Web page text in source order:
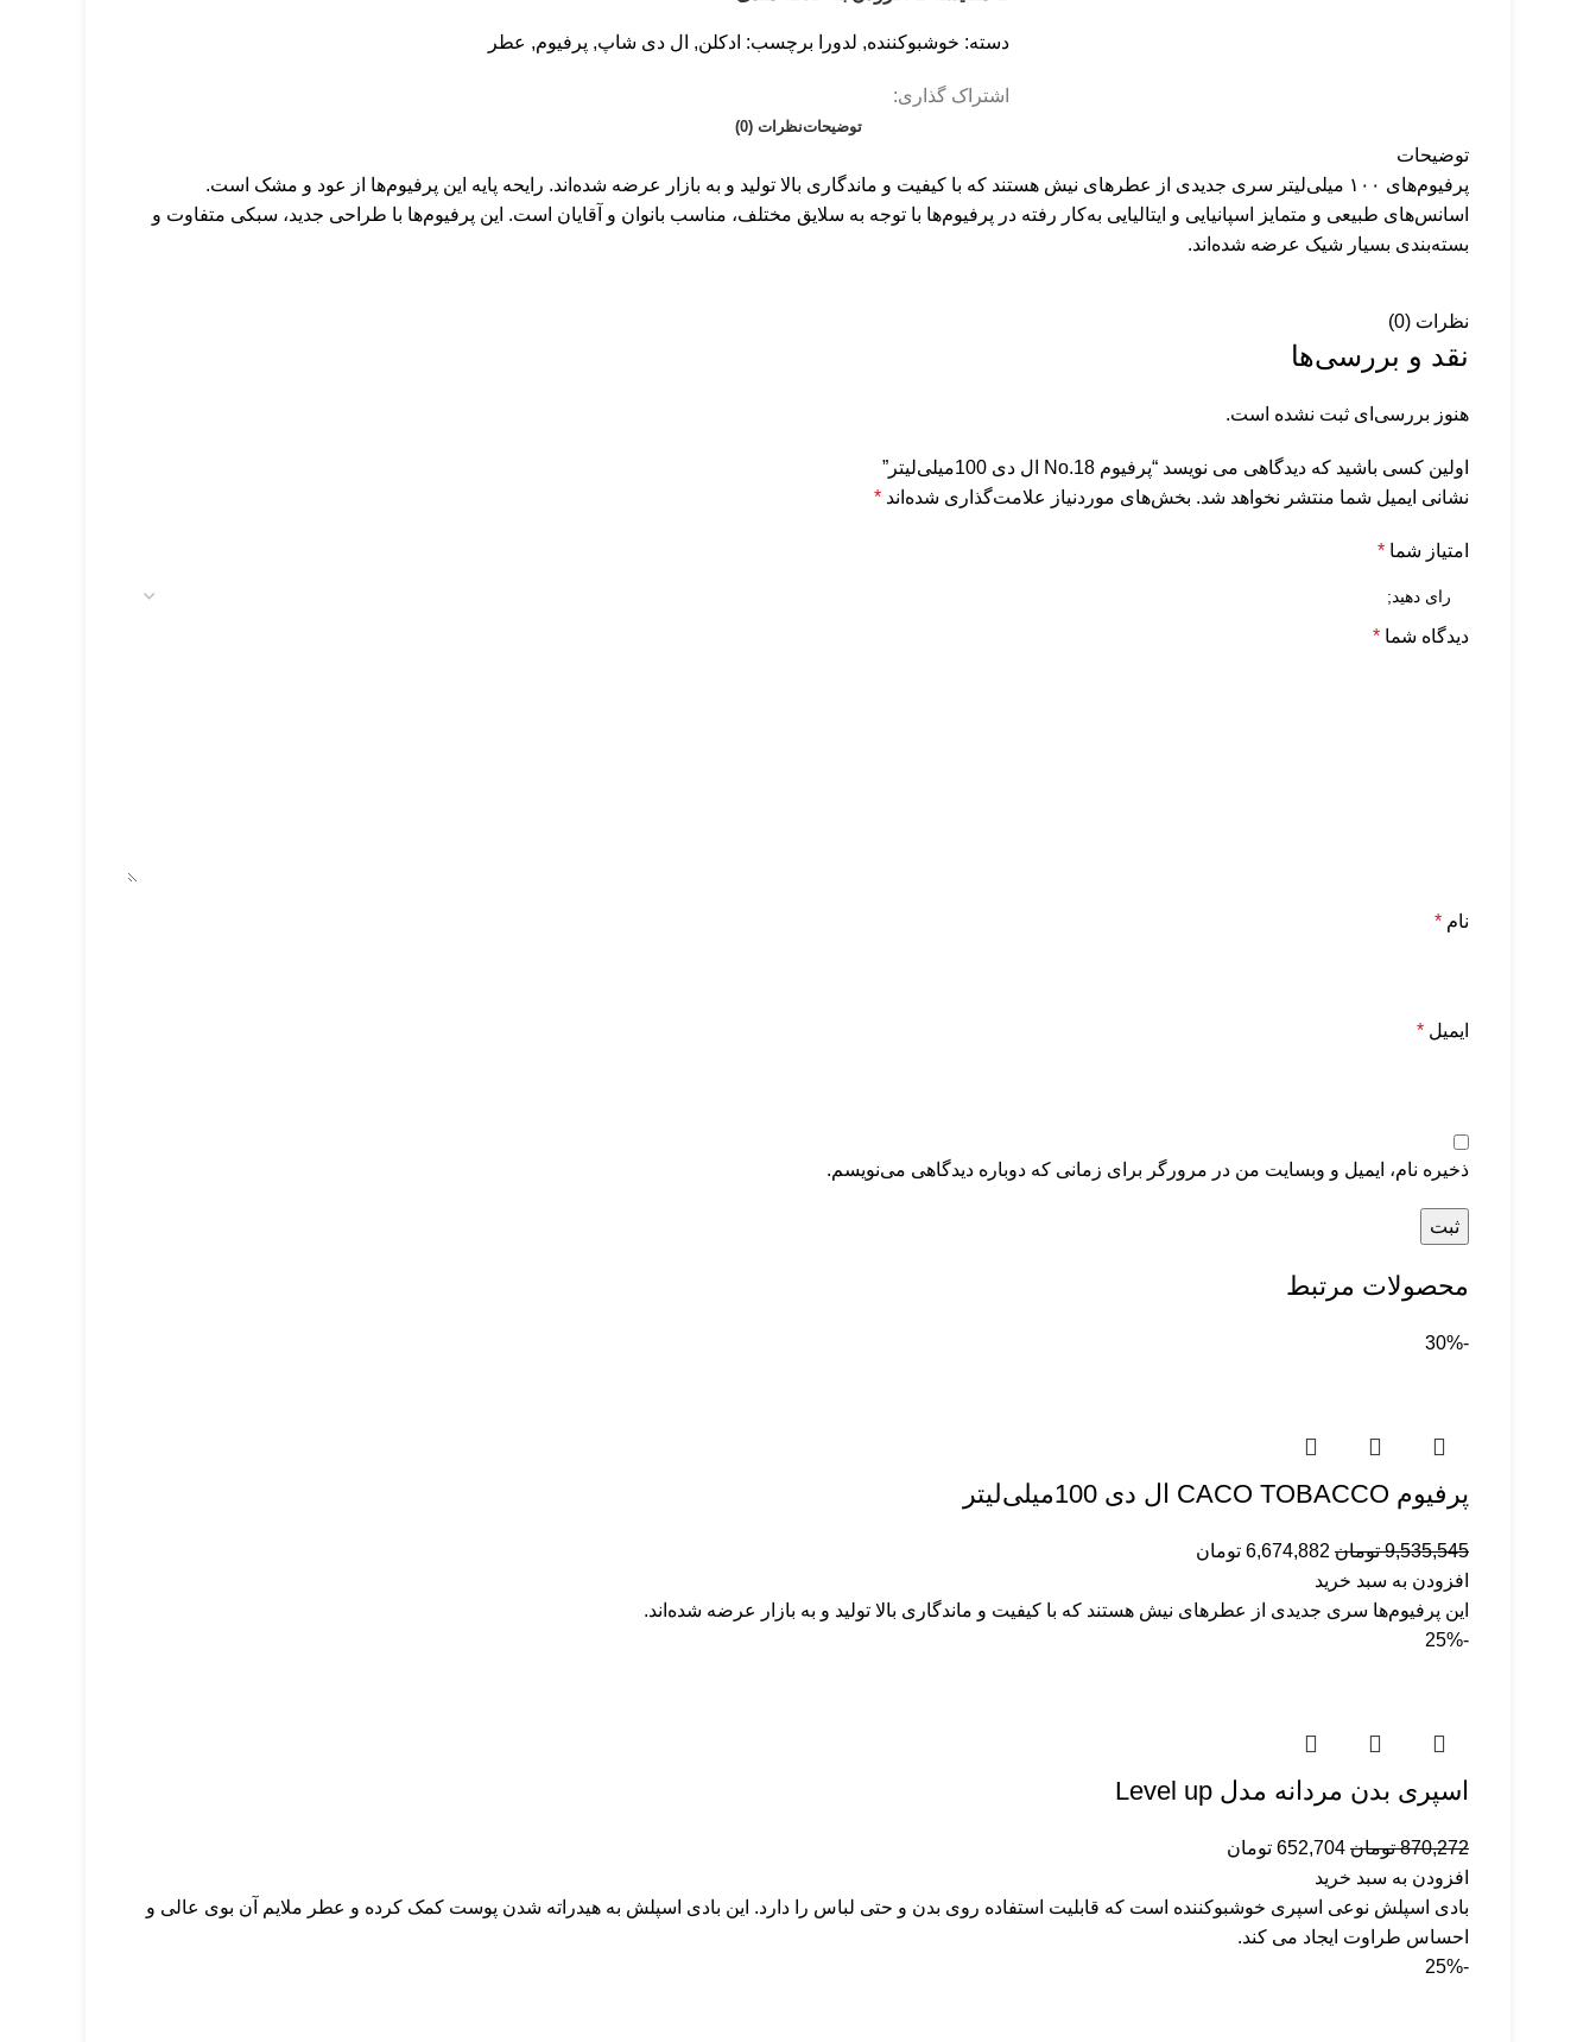
دسته: خوشبوکننده, لدورا برچسب: ادکلن, ال دی شاپ, پرفیوم, عطر
اشتراک گذاری:
توضیحاتنظرات (0)
توضیحات
پرفیوم‌های ۱۰۰ میلی‌لیتر سری جدیدی از عطرهای نیش هستند که با کیفیت و ماندگاری بالا تولید و به بازار عرضه شده‌اند. رایحه پایه این پرفیوم‌ها از عود و مشک است.
اسانس‌های طبیعی و متمایز اسپانیایی و ایتالیایی به‌کار رفته در پرفیوم‌ها با توجه به سلایق مختلف، مناسب بانوان و آقایان است. این پرفیوم‌ها با طراحی جدید، سبکی متفاوت و
بسته‌بندی بسیار شیک عرضه شده‌اند.
نظرات (0)
نقد و بررسی‌ها
هنوز بررسی‌ای ثبت نشده است.
اولین کسی باشید که دیدگاهی می نویسد “پرفیوم No.18 ال دی 100میلی‌لیتر”
نشانی ایمیل شما منتشر نخواهد شد. بخش‌های موردنیاز علامت‌گذاری شده‌اند *
امتیاز شما *
دیدگاه شما *
نام *
ایمیل *
ذخیره نام، ایمیل و وبسایت من در مرورگر برای زمانی که دوباره دیدگاهی می‌نویسم.
محصولات مرتبط
-30%
پرفیوم CACO TOBACCO ال دی 100میلی‌لیتر
9,535,545 تومان 6,674,882 تومان
افزودن به سبد خرید
این پرفیوم‌ها سری جدیدی از عطرهای نیش هستند که با کیفیت و ماندگاری بالا تولید و به بازار عرضه شده‌اند.
-25%
اسپری بدن مردانه مدل Level up
870,272 تومان 652,704 تومان
افزودن به سبد خرید
بادی اسپلش نوعی اسپری خوشبوکننده‌ است که قابلیت استفاده روی بدن و حتی لباس را دارد. این بادی اسپلش به هیدراته شدن پوست کمک کرده و عطر ملایم آن بوی عالی و
احساس طراوت ایجاد می کند.
-25%